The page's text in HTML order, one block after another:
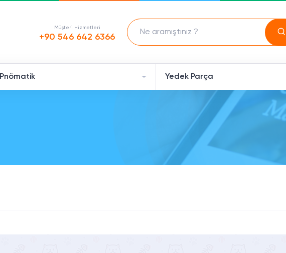
Müşteri Hizmetleri
+90 546 642 6366
Pnömatik Yedek Parça